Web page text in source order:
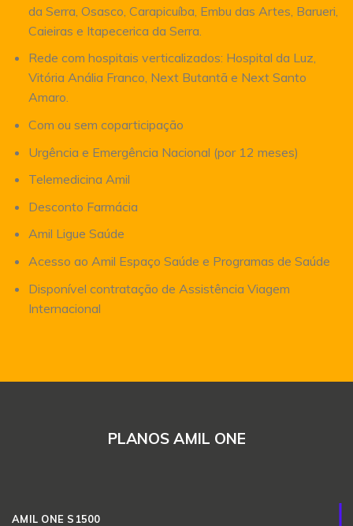
da Serra, Osasco, Carapicuíba, Embu das Artes, Barueri,
Caieiras e Itapecerica da Serra.
Rede com hospitais verticalizados: Hospital da Luz,
Vitória Anália Franco, Next Butantã e Next Santo
Amaro.
Com ou sem coparticipação
Urgência e Emergência Nacional (por 12 meses)
Telemedicina Amil
Desconto Farmácia
Amil Ligue Saúde
Acesso ao Amil Espaço Saúde e Programas de Saúde
Disponível contratação de Assistência Viagem
Internacional
PLANOS AMIL ONE
AMIL ONE S1500